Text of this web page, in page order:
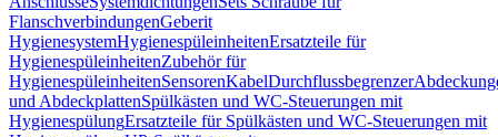
FlanschverbindungenGeberit
HygienesystemHygienespüleinheitenErsatzteile für
HygienespüleinheitenZubehör für
HygienespüleinheitenSensorenKabelDurchflussbegrenzer
und AbdeckplattenSpülkästen und WC-Steuerungen mit
HygienespülungErsatzteile für Spülkästen und WC-Steuerungen mit